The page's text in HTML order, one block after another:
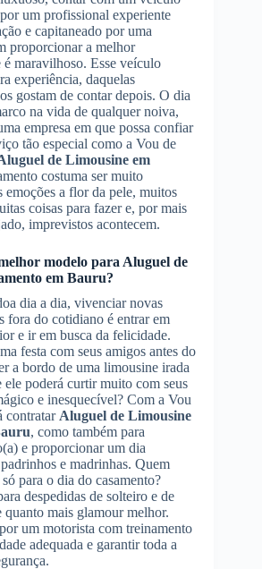
um profissional experiente
e capitaneado por uma
proporcionar a melhor
maravilhoso. Esse veículo
experiência, daquelas
gostam de contar depois. O dia
na vida de qualquer noiva,
empresa em que possa confiar
tão especial como a Vou de
de Limousine em
costuma ser muito
emoções a flor da pele, muitos
coisas para fazer e, por mais
imprevistos acontecem.
modelo para Aluguel de
em Bauru?
dia a dia, vivenciar novas
fora do cotidiano é entrar em
e ir em busca da felicidade.
festa com seus amigos antes do
a bordo de uma limousine irada
ele poderá curtir muito com seus
e inesquecível? Com a Vou
contratar Aluguel de Limousine
, como também para
e proporcionar um dia
e madrinhas. Quem
para o dia do casamento?
despedidas de solteiro e de
quanto mais glamour melhor.
um motorista com treinamento
adequada e garantir toda a